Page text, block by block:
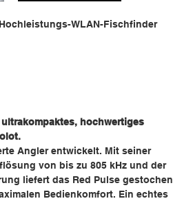
WLAN-Fischfinder
hochwertiges
Angler entwickelt. Mit seiner
von bis zu 805 kHz und der
liefert das Red Pulse gestochen
Bedienkomfort. Ein echtes